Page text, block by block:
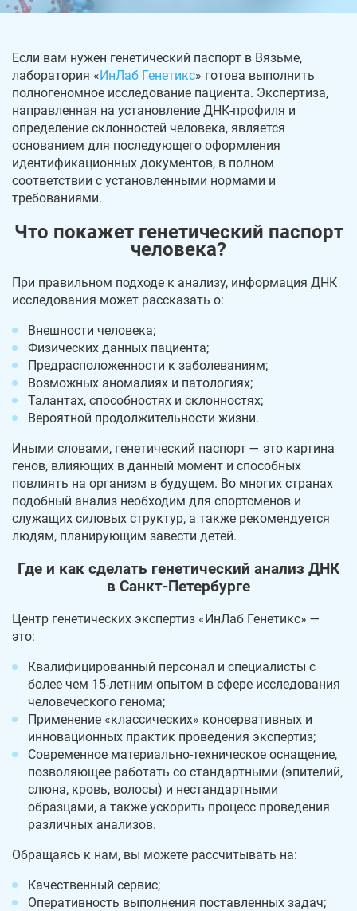
Если вам нужен генетический паспорт в Вязьме,
лаборатория « ИнЛаб Генетикс» готова выполнить
полногеномное исследование пациента. Экспертиза,
направленная на установление ДНК-профиля и
определение склонностей человека, является
основанием для последующего оформления
идентификационных документов, в полном
соответствии с установленными нормами и
требованиями.
Что покажет генетический паспорт
человека?
При правильном подходе к анализу, информация ДНК
исследования может рассказать о:
Внешности человека;
Физических данных пациента;
Предрасположенности к заболеваниям;
Возможных аномалиях и патологиях;
Талантах, способностях и склонностях;
Вероятной продолжительности жизни.
Иными словами, генетический паспорт — это картина
генов, влияющих в данный момент и способных
повлиять на организм в будущем. Во многих странах
подобный анализ необходим для спортсменов и
служащих силовых структур, а также рекомендуется
людям, планирующим завести детей.
Где и как сделать генетический анализ ДНК
в Санкт-Петербурге
Центр генетических экспертиз «ИнЛаб Генетикс» —
это:
Квалифицированный персонал и специалисты с
более чем 15-летним опытом в сфере исследования
человеческого генома;
Применение «классических» консервативных и
инновационных практик проведения экспертиз;
Современное материально-техническое оснащение,
позволяющее работать со стандартными (эпителий,
слюна, кровь, волосы) и нестандартными
образцами, а также ускорить процесс проведения
различных анализов.
Обращаясь к нам, вы можете рассчитывать на:
Качественный сервис;
Оперативность выполнения поставленных задач;